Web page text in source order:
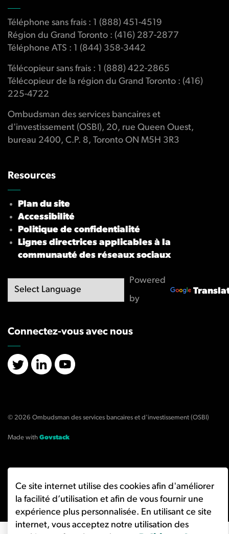
Ce site internet utilise des cookies afin d'améliorer
la facilité d’utilisation et afin de vous fournir une
expérience plus personnalisée. En utilisant ce site
internet, vous acceptez notre utilisation des
Téléphone sans frais : 1 (888) 451-4519
Région du Grand Toronto : (416) 287-2877
Téléphone ATS : 1 (844) 358-3442
Télécopieur sans frais : 1 (888) 422-2865
Télécopieur de la région du Grand Toronto : (416)
225-4722
Ombudsman des services bancaires et
d'investissement (OSBI), 20, rue Queen Ouest,
bureau 2400, C.P. 8, Toronto ON M5H 3R3
Resources
Plan du site
Accessibilité
Politique de confidentialité
Lignes directrices applicables à la
communauté des réseaux sociaux
Powered
by
Connectez-vous avec nous
X/TwitterLinkedInYouTube
© 2026 Ombudsman des services bancaires et d'investissement (OSBI)
Made with Govstack